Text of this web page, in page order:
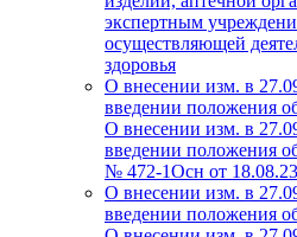
экспертным
осуществляющей
здоровья
О внесении изм. в
введении положения
О внесении изм. в
введении положения
№ 472-1Осн от 18.08.23
О внесении изм. в
введении положения